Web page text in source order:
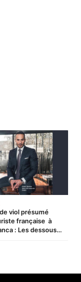
viol présumé
française à
: Les dessous